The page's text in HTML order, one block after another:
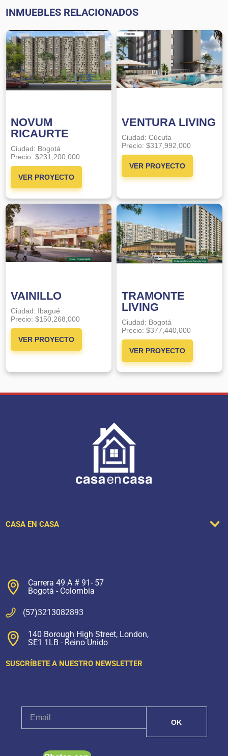
INMUEBLES RELACIONADOS
NOVUM
RICAURTE
Ciudad: Bogotá
Precio:$231,200,000
VER PROYECTO
VENTURA LIVING
Ciudad: Cúcuta
Precio: $317,992,000
VER PROYECTO
VAINILLO
Ciudad: Ibagué
Precio:$150,268,000
VER PROYECTO
TRAMONTE
LIVING
Ciudad: Bogotá
Precio: $377,440,000
VER PROYECTO
CASA EN CASA
Carrera 49 A # 91- 57
Bogotá - Colombia
(57)3213082893
140 Borough High Street, London,
SE1 1LB - Reino Unido
SUSCRÍBETE A NUESTRO NEWSLETTER